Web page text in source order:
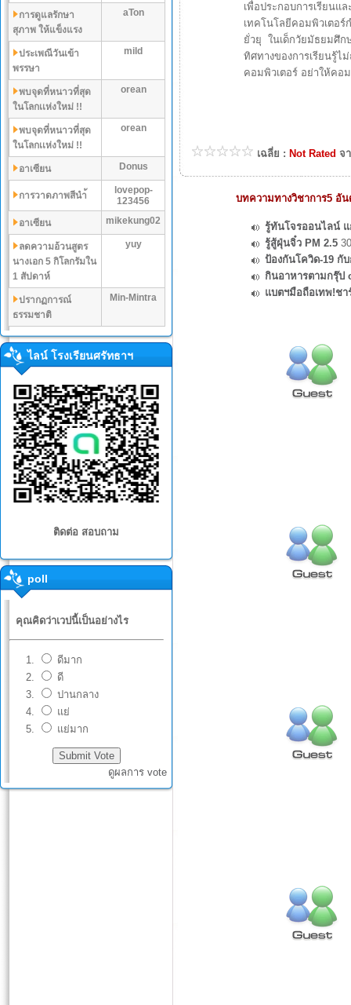
การดูแลรักษา
สุภาพ ให้แข็งแรง
aTon
ประเพณีวันเข้า
พรรษา
mild
พบจุดที่หนาวที่สุด
ในโลกเเห่งใหม่ !!
orean
พบจุดที่หนาวที่สุด
ในโลกเเห่งใหม่ !!
orean
อาเซียน Donus
การวาดภาพสีนำ้
lovepop-
123456
อาเซียน
mikekung02
ลดความอ้วนสูตร
นางเอก 5 กิโลกรัมใน
1 สัปดาห์
yuy
ปรากฏการณ์
ธรรมชาติ
Min-Mintra
ไลน์ โรงเรียนศรัทธาฯ
ติดต่อ สอบถาม
poll
คุณคิดว่าเวปนี้เป็นอย่างไร
ดีมาก
ดี
ปานกลาง
แย่
แย่มาก
ดูผลการ vote
เพื่อประกอบการเรียนแ
เทคโนโลยีคอมพิวเตอ
ยั่วยุ ในเด็กวัยมัธยมศึก
ทิศทางของการเรียนรู้
คอมพิวเตอร์ อย่าให้คอ
เฉลี่ย : Not Rated จ
บทความทางวิชาการ5 อั
รู้ทันโจรออนไลน์ แ
รู้สู้ฝุ่นจิ๋ว PM 2.5
ป้องกันโควิด-19 กั
กินอาหารตามกรุ๊ป
แบตฯมือถือเทพ!ชา